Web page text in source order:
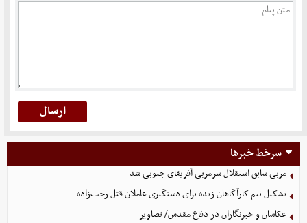
سرخط خبرها
مربی سابق استقلال سرمربی آفریقای جنوبی شد
تشکیل تیم کارآگاهان زبده برای دستگیری عاملان قتل رجب‌زاده
عکاسان و خبرنگاران در دفاع مقدس/ تصاویر